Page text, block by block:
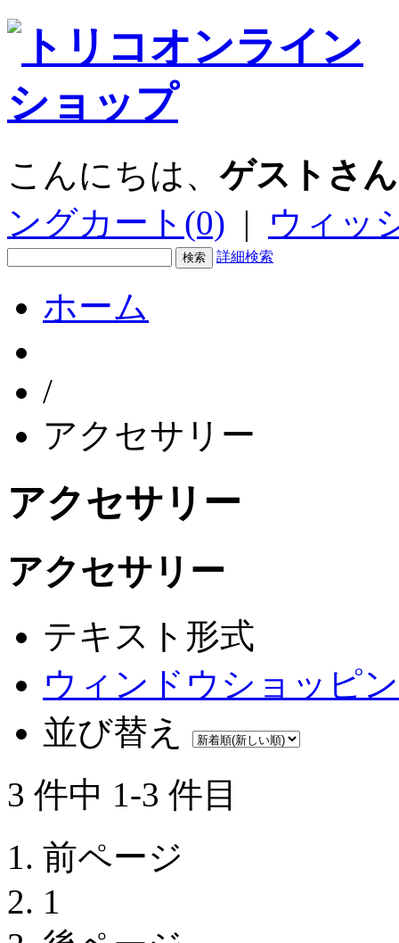
こんにちは、ゲストさん
ングカート(0) | ウィッ
詳細検索
ホーム
/
アクセサリー
アクセサリー
アクセサリー
テキスト形式
ウィンドウショッピ
並び替え
3 件中 1-3 件目
前ページ
1